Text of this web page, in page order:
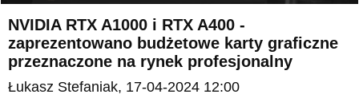
NVIDIA RTX A1000 i RTX A400 -
zaprezentowano budżetowe karty graficzne
przeznaczone na rynek profesjonalny
Łukasz Stefaniak, 17-04-2024 12:00